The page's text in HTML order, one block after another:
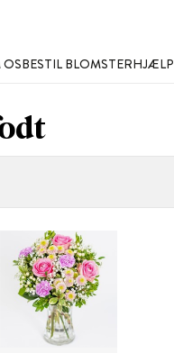
BESTIL BLOMSTERHJÆLP